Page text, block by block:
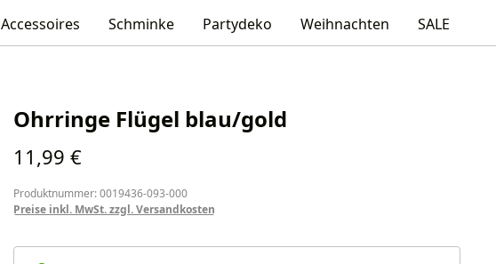
Schminke Partydeko Weihnachten SALE
Ohrringe Flügel blau/gold
Regulärer Preis:
11,99 €
Produktnummer: 0019436-093-000
Preise inkl. MwSt. zzgl. Versandkosten